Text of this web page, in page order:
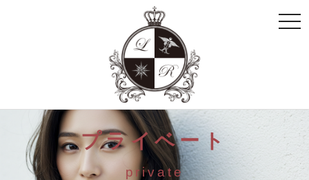
toggle
プライベート
private